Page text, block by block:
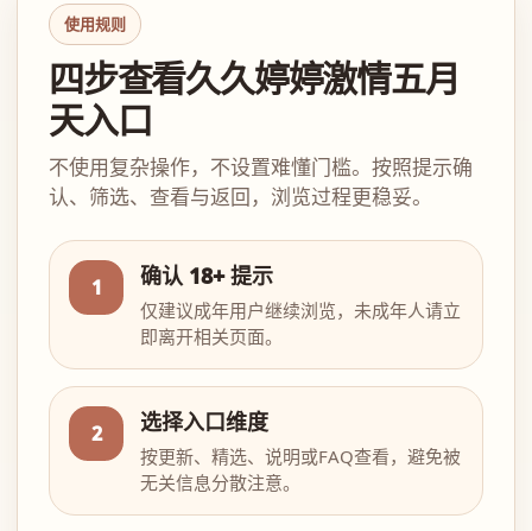
使用规则
四步查看久久婷婷激情五月
天入口
不使用复杂操作，不设置难懂门槛。按照提示确
认、筛选、查看与返回，浏览过程更稳妥。
1 确认 18+ 提示
仅建议成年用户继续浏览，未成年人请立
即离开相关页面。
2 选择入口维度
按更新、精选、说明或FAQ查看，避免被
无关信息分散注意。